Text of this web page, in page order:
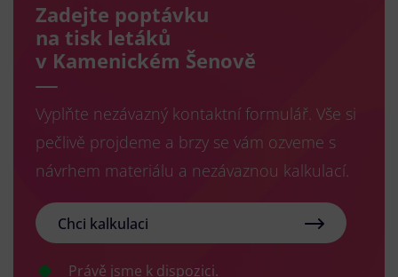
Zadejte poptávku
na tisk letáků
v Kamenickém Šenově
Vyplňte nezávazný kontaktní formulář. Vše si
pečlivě projdeme a brzy se vám ozveme s
návrhem materiálu a nezávaznou kalkulací.
Chci kalkulaci
Právě jsme k dispozici.